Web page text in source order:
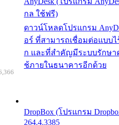
กล ใช้ฟรี)
ดาวน์โหลดโปรแกรม
อร์ ที่สามารถเชื่อมต่อแบบ
ก และที่สำคัญมีระบบรักษา
ช้ภายในธนาคารอีกด้วย
DropBox (โปรแกรม
264.4.3385